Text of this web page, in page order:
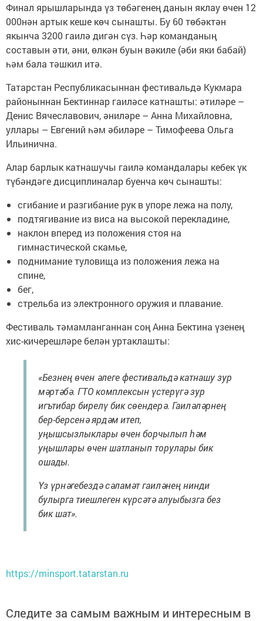
Финал ярышларында үз төбәгенең данын яклау өчен 12
000нән артык кеше көч сынашты. Бу 60 төбәктән
якынча 3200 гаилә дигән сүз. Һәр команданың
составын әти, әни, өлкән буын вәкиле (әби яки бабай)
һәм бала тәшкил итә.
Татарстан Республикасыннан фестивальдә Кукмара
районыннан Бектиннар гаиләсе катнашты: әтиләре –
Денис Вячеславович, әниләре – Анна Михайловна,
уллары – Евгений һәм әбиләре – Тимофеева Ольга
Ильинична.
Алар барлык катнашучы гаилә командалары кебек үк
түбәндәге дисциплиналар буенча көч сынашты:
сгибание и разгибание рук в упоре лежа на полу,
подтягивание из виса на высокой перекладине,
наклон вперед из положения стоя на
гимнастической скамье,
поднимание туловища из положения лежа на
спине,
бег,
стрельба из электронного оружия и плавание.
Фестиваль тәмамланганнан соң Анна Бектина үзенең
хис-кичерешләре белән уртаклашты:
«Безнең өчен әлеге фестивальдә катнашу зур
мәртәбә. ГТО комплексын үстерүгә зур
игътибар бирелү бик сөендерә. Гаиләләрнең
бер-берсенә ярдәм итеп,
уңышсызлыклары өчен борчылып һәм
уңышлары өчен шатланып торулары бик
ошады.
Үз үрнәгебездә сәламәт гаиләнең нинди
булырга тиешлеген күрсәтә алуыбызга без
бик шат».
https://minsport.tatarstan.ru
Следите за самым важным и интересным в